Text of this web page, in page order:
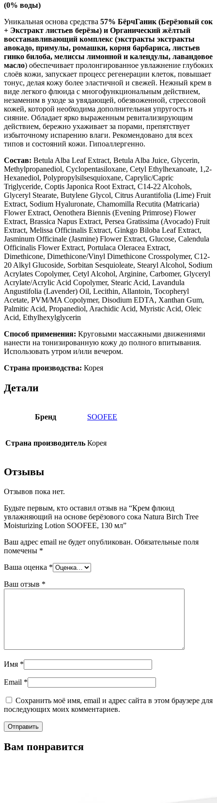
(0% воды)
Уникальная основа средства 57% БёрчГаник (Берёзовый сок
+ Экстракт листьев берёзы) и Органический жёлтый
восстанавливающий комплекс (экстракты экстракты
авокадо, примулы, ромашки, корня барбариса, листьев
гинко билоба, мелиссы лимонной и календулы, лавандовое
масло) обеспечивает пролонгированное увлажнение глубоких
слоёв кожи, запускает процесс регенерации клеток, повышает
тонус, делая кожу более эластичной и свежей. Нежный крем в
виде легкого флюида с многофункциональным действием,
незаменим в уходе за увядающей, обезвоженной, стрессовой
кожей, которой необходима дополнительная упругость и
сияние. Обладает ярко выраженным ревитализирующим
действием, бережно ухаживает за порами, препятствует
избыточному испарению влаги. Рекомендовано для всех
типов и состояний кожи. Гипоаллергенно.
Состав: Betula Alba Leaf Extract, Betula Alba Juice, Glycerin,
Methylpropanediol, Cyclopentasiloxane, Cetyl Ethylhexanoate, 1,2-
Hexanediol, Polypropylsilsesquioxane, Caprylic/Capric
Triglyceride, Coptis Japonica Root Extract, C14-22 Alcohols,
Glyceryl Stearate, Butylene Glycol, Citrus Aurantifolia (Lime) Fruit
Extract, Sodium Hyaluronate, Chamomilla Recutita (Matricaria)
Flower Extract, Oenothera Biennis (Evening Primrose) Flower
Extract, Brassica Napus Extract, Persea Gratissima (Avocado) Fruit
Extract, Melissa Officinalis Extract, Ginkgo Biloba Leaf Extract,
Jasminum Officinale (Jasmine) Flower Extract, Glucose, Calendula
Officinalis Flower Extract, Portulaca Oleracea Extract,
Dimethicone, Dimethicone/Vinyl Dimethicone Crosspolymer, C12-
20 Alkyl Glucoside, Sorbitan Sesquioleate, Stearyl Alcohol, Sodium
Acrylates Copolymer, Cetyl Alcohol, Arginine, Carbomer, Glyceryl
Acrylate/Acrylic Acid Copolymer, Stearic Acid, Lavandula
Angustifolia (Lavender) Oil, Lecithin, Allantoin, Tocopheryl
Acetate, PVM/MA Copolymer, Disodium EDTA, Xanthan Gum,
Palmitic Acid, Propanediol, Arachidic Acid, Myristic Acid, Oleic
Acid, Ethylhexylglycerin
Способ применения: Круговыми массажными движениями
нанести на тонизированную кожу до полного впитывания.
Использовать утром и/или вечером.
Страна производства: Корея
Детали
Бренд SOOFEE
Страна производитель Корея
Отзывы
Отзывов пока нет.
Будьте первым, кто оставил отзыв на “Крем флюид
увлажняющий на основе берёзового сока Natura Birch Tree
Moisturizing Lotion SOOFEE, 130 мл”
Ваш адрес email не будет опубликован. Обязательные поля
помечены *
Ваша оценка *
Ваш отзыв *
Имя *
Email *
Сохранить моё имя, email и адрес сайта в этом браузере для
последующих моих комментариев.
Вам понравится